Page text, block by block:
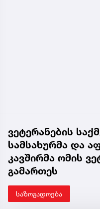
ვეტერანების
სამსახურმა და
კავშირმა ომის
გამართეს
საზოგადოება